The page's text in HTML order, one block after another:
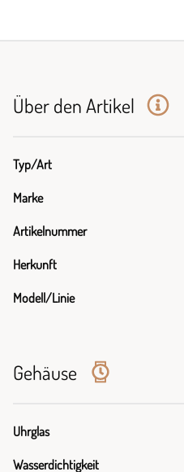
Über den Artikel
Typ/Art
Marke
Artikelnummer
Herkunft
Modell/Linie
Gehäuse
Uhrglas
Wasserdichtigkeit